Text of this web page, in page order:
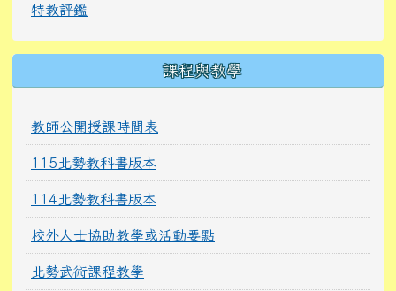
特教評鑑
課程與教學
教師公開授課時間表
115北勢教科書版本
114北勢教科書版本
校外人士協助教學或活動要點
北勢武術課程教學